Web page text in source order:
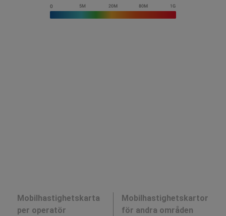
Mobilhastighetskarta
per operatör
Mobilhastighetskartor
för andra områden